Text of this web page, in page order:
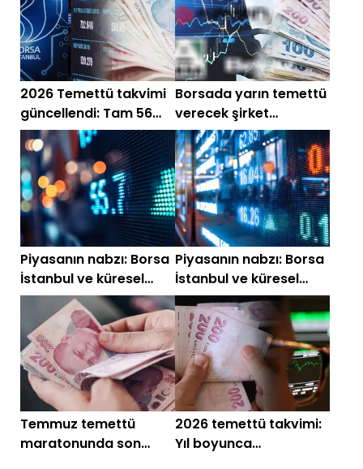
2026 Temettü takvimi
güncellendi: Tam 56
şirket kar payı
ödeyecek
Borsada yarın temettü
verecek şirket
açıklandı!
Piyasanın nabzı: Borsa
İstanbul ve küresel
piyasalarda gün
başlarken (30
Temmuz)
Piyasanın nabzı: Borsa
İstanbul ve küresel
piyasalarda gün
başlarken (27
Temmuz)
Temmuz temettü
maratonunda son
2026 temettü takvimi:
Yıl boyunca